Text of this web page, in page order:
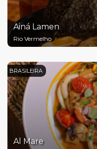
Ainá Lamen
Rio Vermelho
BRASILEIRA
Al Mare